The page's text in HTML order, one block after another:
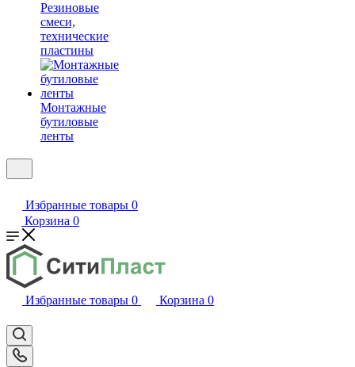
Резиновые
смеси,
технические
пластины
Монтажные
бутиловые
ленты
Избранные товары 0
Корзина 0
Избранные товары 0 Корзина 0